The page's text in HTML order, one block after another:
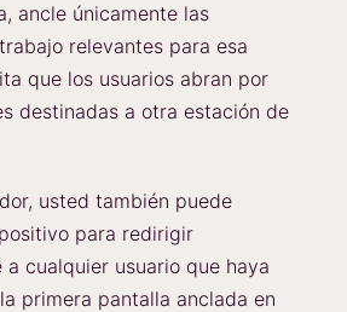
ancle únicamente las
relevantes para esa
que los usuarios abran por
destinadas a otra estación de
usted también puede
para redirigir
cualquier usuario que haya
primera pantalla anclada en